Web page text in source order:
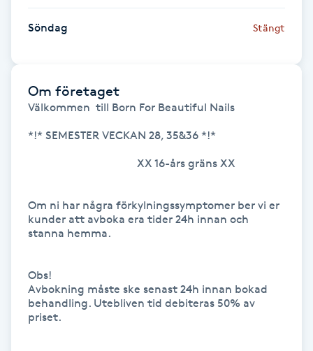
Gelenaglar
Gellack med förstärkning
Gravidmassage
Gruppträning
Hatha Yoga
Söndag Stängt
Om företaget
Välkommen  till Born For Beautiful Nails
*!* SEMESTER VECKAN 28, 35&36 *!*
XX 16-års gräns XX
Om ni har några förkylningssymptomer ber vi er
kunder att avboka era tider 24h innan och
stanna hemma.
Obs!
Avbokning måste ske senast 24h innan bokad
behandling. Utebliven tid debiteras 50% av
priset.